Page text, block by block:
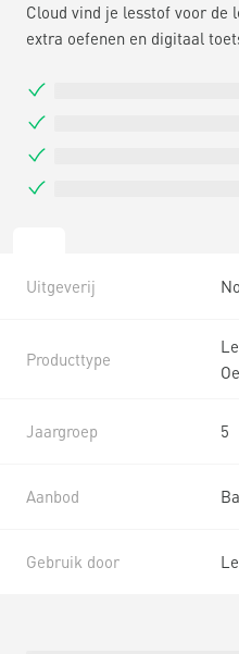
Cloud vind je lesstof voor de
extra oefenen en digitaal
Uitgeverij
Producttype
Jaargroep 5
Aanbod
Gebruik door